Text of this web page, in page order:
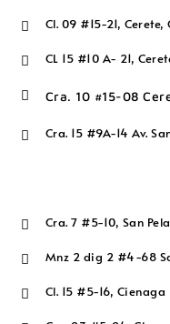
 Cl. 09 #15-21, Cerete,
 CL 15 #10 A- 21,
 Cra. 10 #15-08
 Cra. 15 #9A-14 Av.
 Cra. 7 #5-10, San
 Mnz 2 dig 2 #4-68
 Cl. 15 #5-16,